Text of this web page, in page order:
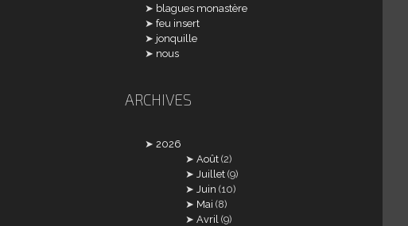
blagues monastère
feu insert
jonquille
nous
ARCHIVES
2026
Août (2)
Juillet (9)
Juin (10)
Mai (8)
Avril (9)